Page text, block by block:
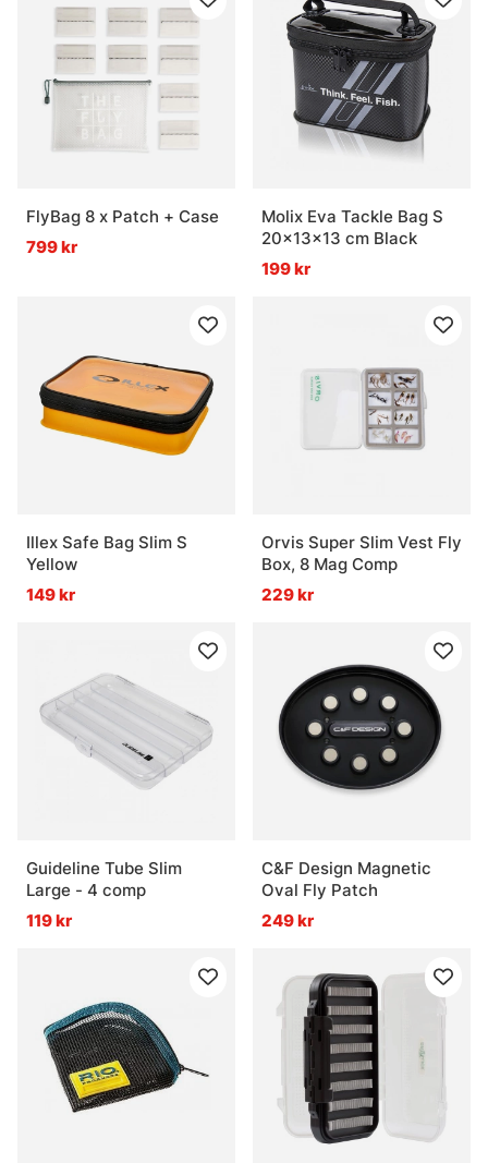
FlyBag 8 x Patch + Case
799 kr
Molix Eva Tackle Bag S
20x13x13 cm Black
199 kr
Illex Safe Bag Slim S
Yellow
149 kr
Orvis Super Slim Vest Fly
Box, 8 Mag Comp
229 kr
Guideline Tube Slim
Large - 4 comp
119 kr
C&F Design Magnetic
Oval Fly Patch
249 kr